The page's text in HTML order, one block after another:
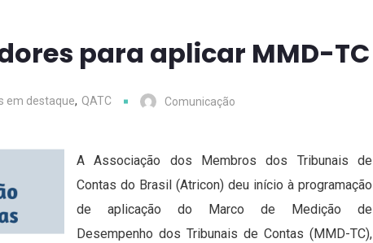
para aplicar MMD-TC
em destaque, QATC Comunicação
A Associação dos Membros dos Tribunais de
Contas do Brasil (Atricon) deu início à programação
de aplicação do Marco de Medição de
Desempenho dos Tribunais de Contas (MMD-TC),